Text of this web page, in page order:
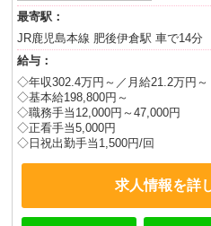
最寄駅：
JR鹿児島本線 肥後伊倉駅 車で14分
給与：
◇年収302.4万円～／月給21.2万円～
◇基本給198,800円～
◇職務手当12,000円～47,000円
◇正看手当5,000円
◇日祝出勤手当1,500円/回
求人情報を詳